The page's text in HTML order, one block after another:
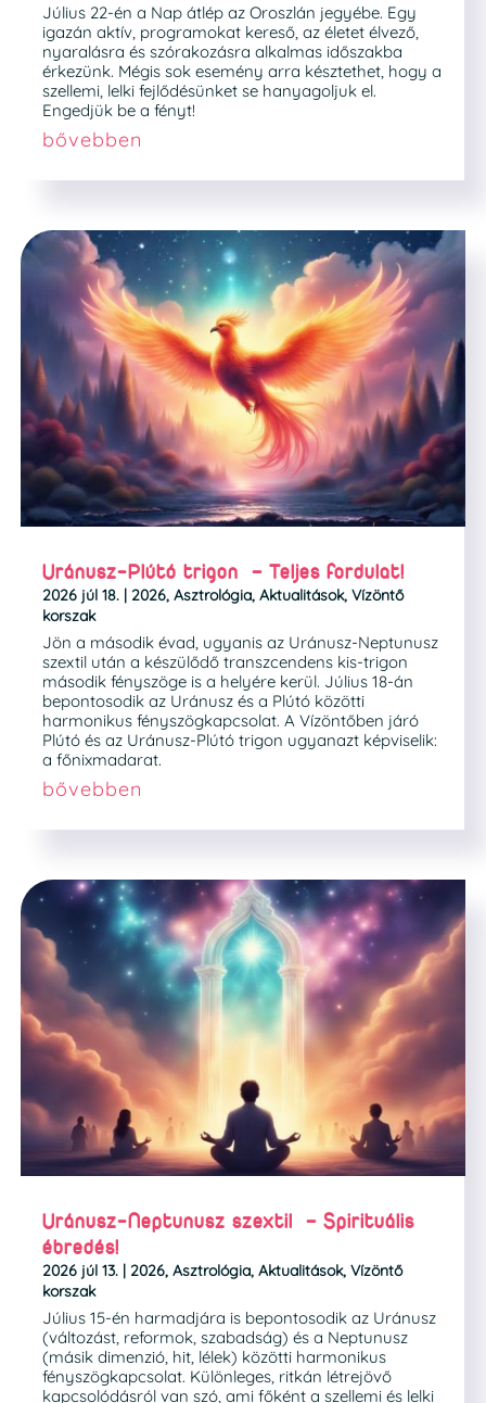
Július 22-én a Nap átlép az Oroszlán jegyébe. Egy
igazán aktív, programokat kereső, az életet élvező,
nyaralásra és szórakozásra alkalmas időszakba
érkezünk. Mégis sok esemény arra késztethet, hogy a
szellemi, lelki fejlődésünket se hanyagoljuk el.
Engedjük be a fényt!
bővebben
Uránusz-Plútó trigon – Teljes fordulat!
2026 júl 18. | 2026, Asztrológia, Aktualitások, Vízöntő
korszak
Jön a második évad, ugyanis az Uránusz-Neptunusz
szextil után a készülődő transzcendens kis-trigon
második fényszöge is a helyére kerül. Július 18-án
bepontosodik az Uránusz és a Plútó közötti
harmonikus fényszögkapcsolat. A Vízöntőben járó
Plútó és az Uránusz-Plútó trigon ugyanazt képviselik:
a főnixmadarat.
bővebben
Uránusz-Neptunusz szextil – Spirituális
ébredés!
2026 júl 13. | 2026, Asztrológia, Aktualitások, Vízöntő
korszak
Július 15-én harmadjára is bepontosodik az Uránusz
(változást, reformok, szabadság) és a Neptunusz
(másik dimenzió, hit, lélek) közötti harmonikus
fényszögkapcsolat. Különleges, ritkán létrejövő
kapcsolódásról van szó, ami főként a szellemi és lelki